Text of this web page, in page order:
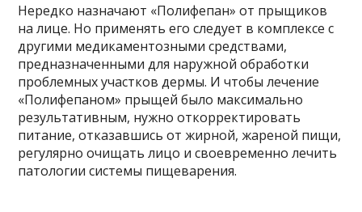
Нередко назначают «Полифепан» от прыщиков
на лице. Но применять его следует в комплексе с
другими медикаментозными средствами,
предназначенными для наружной обработки
проблемных участков дермы. И чтобы лечение
«Полифепаном» прыщей было максимально
результативным, нужно откорректировать
питание, отказавшись от жирной, жареной пищи,
регулярно очищать лицо и своевременно лечить
патологии системы пищеварения.